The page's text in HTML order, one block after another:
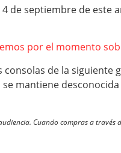
de septiembre de este
por el momento
de la siguiente
mantiene
Cuando compras a